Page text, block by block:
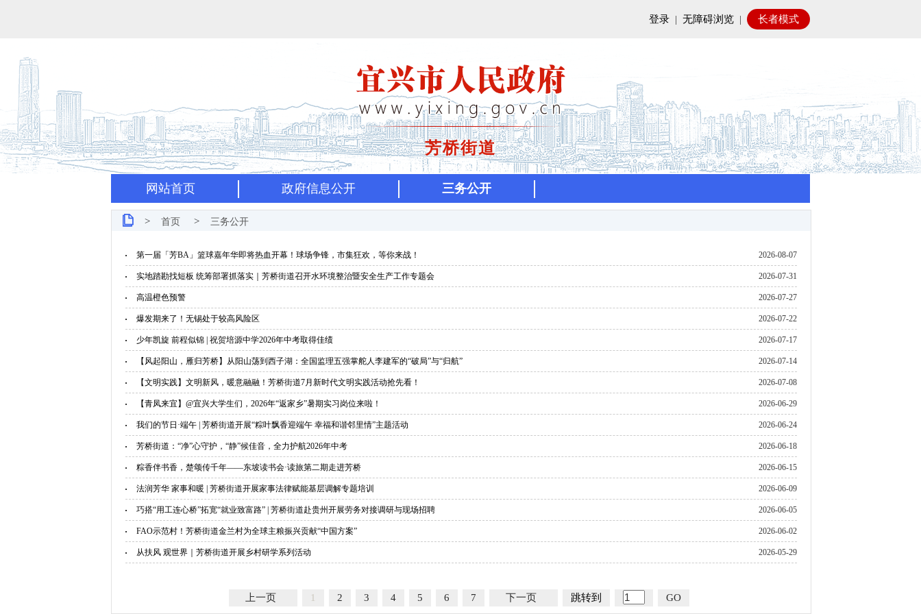
登录 | 无障碍浏览 | 长者模式
芳桥街道
网站首页 政府信息公开 三务公开
> 首页 > 三务公开
第一届「芳BA」篮球嘉年华即将热血开幕！球场争锋，市集狂欢，等你来战！ 2026-08-07
实地踏勘找短板 统筹部署抓落实｜芳桥街道召开水环境整治暨安全生产工作专题会 2026-07-31
高温橙色预警 2026-07-27
爆发期来了！无锡处于较高风险区 2026-07-22
少年凯旋 前程似锦 | 祝贺培源中学2026年中考取得佳绩 2026-07-17
【风起阳山，雁归芳桥】从阳山荡到西子湖：全国监理五强掌舵人李建军的“破局”与“归航” 2026-07-14
【文明实践】文明新风，暖意融融！芳桥街道7月新时代文明实践活动抢先看！ 2026-07-08
【青凤来宜】@宜兴大学生们，2026年“返家乡”暑期实习岗位来啦！ 2026-06-29
我们的节日·端午 | 芳桥街道开展“粽叶飘香迎端午 幸福和谐邻里情”主题活动 2026-06-24
芳桥街道：“净”心守护，“静”候佳音，全力护航2026年中考 2026-06-18
粽香伴书香，楚颂传千年——东坡读书会·读旅第二期走进芳桥 2026-06-15
法润芳华 家事和暖 | 芳桥街道开展家事法律赋能基层调解专题培训 2026-06-09
巧搭“用工连心桥”拓宽“就业致富路” | 芳桥街道赴贵州开展劳务对接调研与现场招聘 2026-06-05
FAO示范村！芳桥街道金兰村为全球主粮振兴贡献“中国方案” 2026-06-02
从扶风 观世界｜芳桥街道开展乡村研学系列活动 2026-05-29
上一页 1 2 3 4 5 6 7 下一页 跳转到 GO